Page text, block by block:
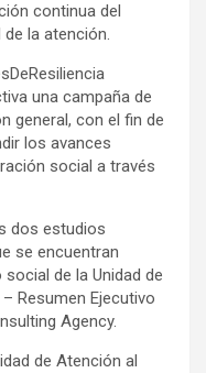
continua del
la atención.
una campaña de
general, con el fin de
los avances
social a través
dos estudios
se encuentran
de la Unidad de
Resumen Ejecutivo
Agency.
de Atención al